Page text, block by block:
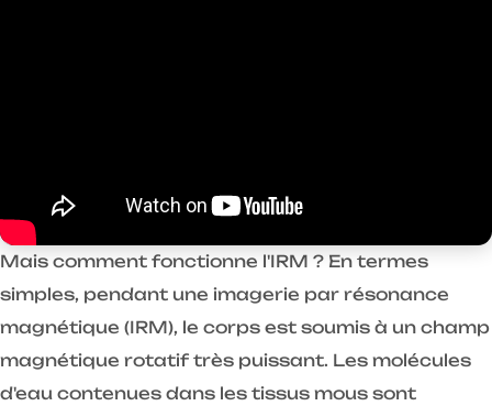
Mais comment fonctionne l'IRM ? En termes
simples, pendant une imagerie par résonance
magnétique (IRM), le corps est soumis à un champ
magnétique rotatif très puissant. Les molécules
d'eau contenues dans les tissus mous sont